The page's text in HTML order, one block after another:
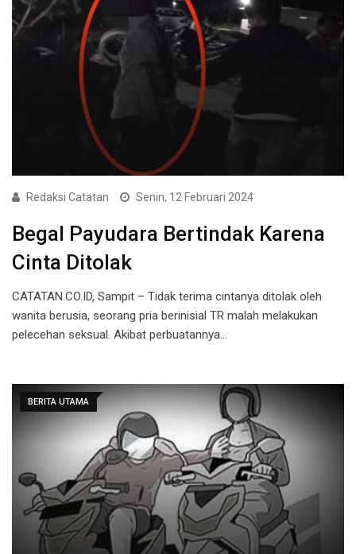
Redaksi Catatan Senin, 12 Februari 2024
Begal Payudara Bertindak Karena
Cinta Ditolak
CATATAN.CO.ID, Sampit – Tidak terima cintanya ditolak oleh
wanita berusia, seorang pria berinisial TR malah melakukan
pelecehan seksual. Akibat perbuatannya…
BERITA UTAMA